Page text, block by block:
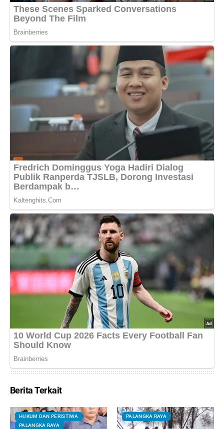
Berita Terkait
HUKUM DAN PERISTIWA
PALANGKA RAYA
PALANGKA RAYA